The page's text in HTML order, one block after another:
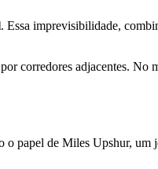
. Essa imprevisibilidade,
corredores adjacentes. No
o papel de Miles Upshur,